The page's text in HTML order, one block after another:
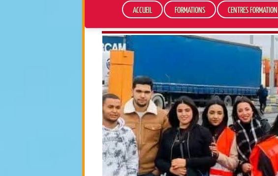
ACCUEIL FORMATIONS CENTRES